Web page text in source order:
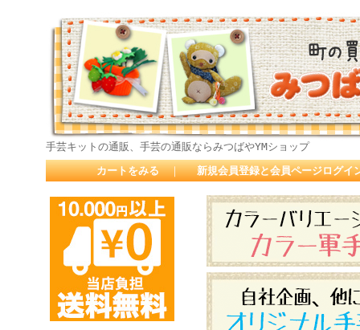
手芸キットの通販、手芸の通販ならみつばやYMショップ
カートをみる ｜ 新規会員登録と会員ページログイ